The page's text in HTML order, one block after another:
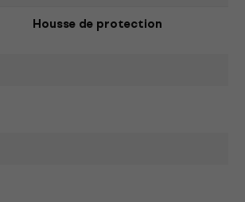
Housse de protection